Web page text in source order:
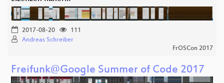
2017-08-20
111
Andreas Schreiber
FrOSCon 2017
Freifunk@Google Summer of Code 2017